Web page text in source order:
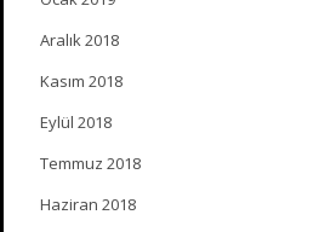
Aralık 2018
Kasım 2018
Eylül 2018
Temmuz 2018
Haziran 2018